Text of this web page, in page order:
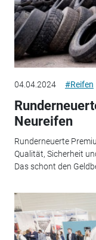
04.04.2024 #Reifen
Neureifen
Runderneuerte
Qualität, Sicherheit
Das schont den